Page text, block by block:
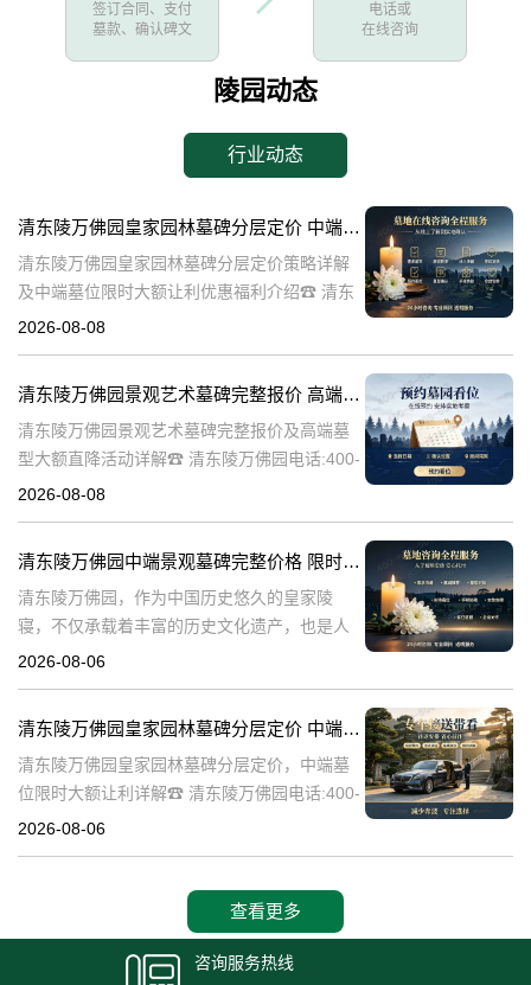
签订合同、支付
墓款、确认碑文
电话或
在线咨询
陵园动态
行业动态
清东陵万佛园皇家园林墓碑分层定价 中端墓位限时大额让利详解及优惠福利
清东陵万佛园皇家园林墓碑分层定价策略详解
及中端墓位限时大额让利优惠福利介绍☎ 清东
陵万佛园电话:400-838-5063清东陵万佛园，作
2026-08-08
清东陵万佛园景观艺术墓碑完整报价 高端墓型大额直降活动详解
清东陵万佛园景观艺术墓碑完整报价及高端墓
型大额直降活动详解☎ 清东陵万佛园电话:400-
838-5063清东陵万佛园，作为中国历史悠久的
2026-08-08
清东陵万佛园中端景观墓碑完整价格 限时减免多年管理费详解
清东陵万佛园，作为中国历史悠久的皇家陵
寝，不仅承载着丰富的历史文化遗产，也是人
们缅怀先人、寄托哀思的重要场所。近年来，
清
2026-08-06
清东陵万佛园皇家园林墓碑分层定价 中端墓位限时大额让利详解
清东陵万佛园皇家园林墓碑分层定价，中端墓
位限时大额让利详解☎ 清东陵万佛园电话:400-
838-5063清东陵万佛园，作为中国历史上著名
2026-08-06
查看更多
咨询服务热线